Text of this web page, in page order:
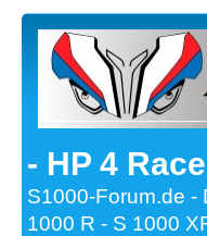
- HP 4
S1000-Forum.de -
1000 R - S 1000